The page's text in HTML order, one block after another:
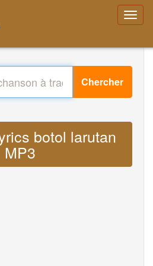
Chercher
botol larutan
MP3